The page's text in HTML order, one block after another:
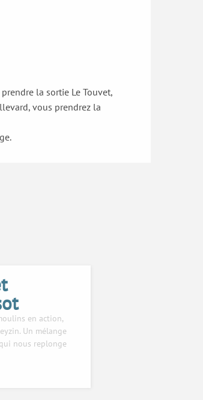
la sortie Le Touvet,
vous prendrez la
en action,
Un mélange
nous replonge